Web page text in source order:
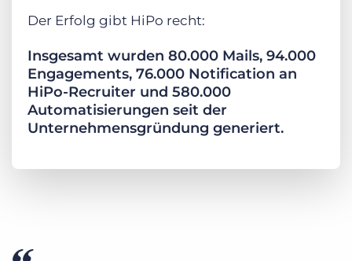
Der Erfolg gibt HiPo recht:
Insgesamt wurden 80.000 Mails, 94.000
Engagements, 76.000 Notification an
HiPo-Recruiter und 580.000
Automatisierungen seit der
Unternehmensgründung generiert.